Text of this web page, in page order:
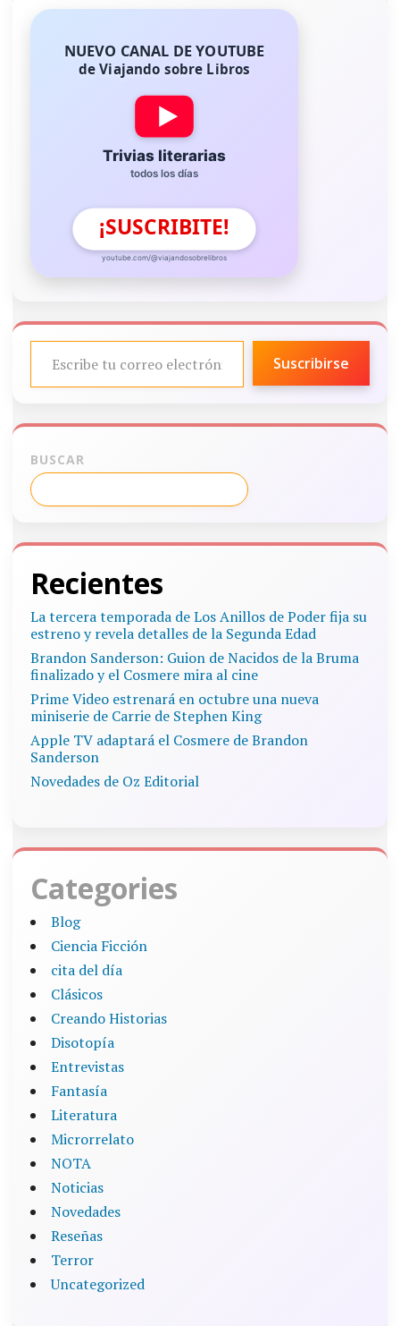
NUEVO CANAL DE YOUTUBE
de Viajando sobre Libros
Trivias literarias
todos los días
¡SUSCRIBITE!
youtube.com/@viajandosobrelibros
ESCRIBE TU CORREO ELECTRÓNICO…
Suscribirse
BUSCAR
Recientes
La tercera temporada de Los Anillos de Poder fija su
estreno y revela detalles de la Segunda Edad
Brandon Sanderson: Guion de Nacidos de la Bruma
finalizado y el Cosmere mira al cine
Prime Video estrenará en octubre una nueva
miniserie de Carrie de Stephen King
Apple TV adaptará el Cosmere de Brandon
Sanderson
Novedades de Oz Editorial
Categories
Blog
Ciencia Ficción
cita del día
Clásicos
Creando Historias
Disotopía
Entrevistas
Fantasía
Literatura
Microrrelato
NOTA
Noticias
Novedades
Reseñas
Terror
Uncategorized